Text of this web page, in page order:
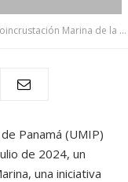
UMIP sede del evento global sobre Bioincrustación Marina de la OMI
Panamá (UMIP)
de 2024, un
una iniciativa